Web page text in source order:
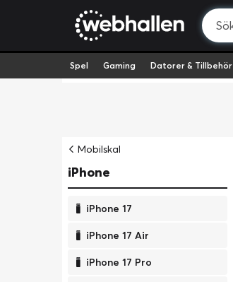
Spel Gaming Datorer & Tillbehör
Mobilskal
iPhone
iPhone 17
iPhone 17 Air
iPhone 17 Pro